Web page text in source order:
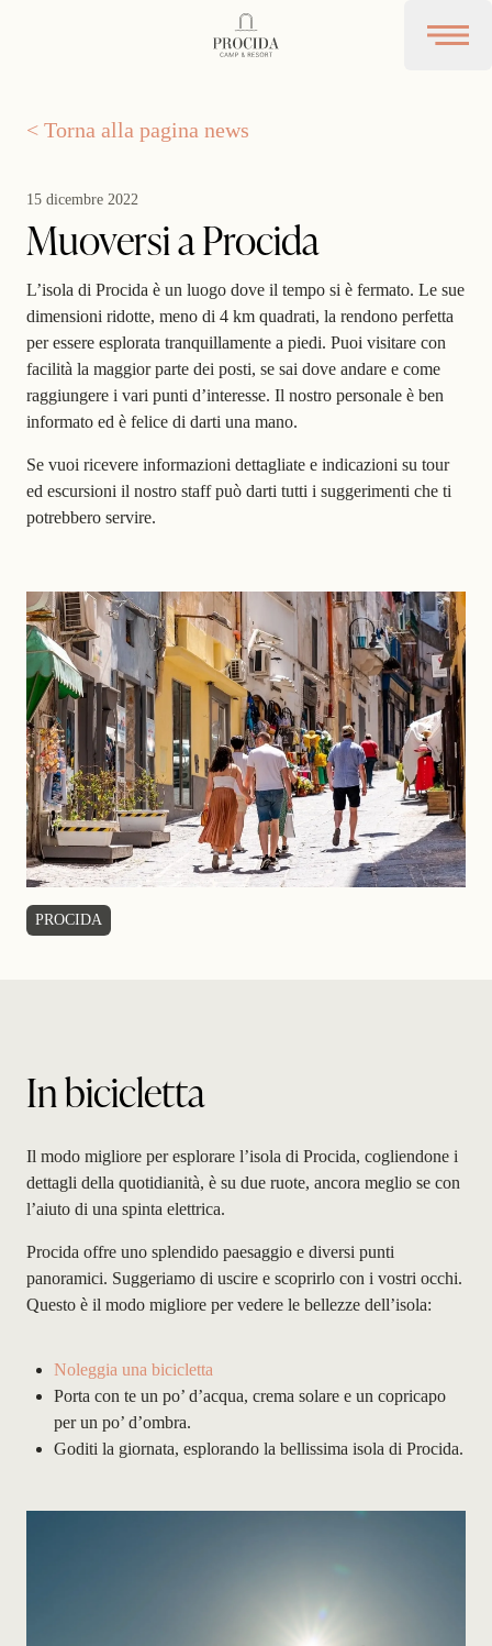
Open
< Torna alla pagina news
15 dicembre 2022
Muoversi a Procida
L’isola di Procida è un luogo dove il tempo si è fermato. Le sue
dimensioni ridotte, meno di 4 km quadrati, la rendono perfetta
per essere esplorata tranquillamente a piedi. Puoi visitare con
facilità la maggior parte dei posti, se sai dove andare e come
raggiungere i vari punti d’interesse. Il nostro personale è ben
informato ed è felice di darti una mano.
Se vuoi ricevere informazioni dettagliate e indicazioni su tour
ed escursioni il nostro staff può darti tutti i suggerimenti che ti
potrebbero servire.
PROCIDA
In bicicletta
Il modo migliore per esplorare l’isola di Procida, cogliendone i
dettagli della quotidianità, è su due ruote, ancora meglio se con
l’aiuto di una spinta elettrica.
Procida offre uno splendido paesaggio e diversi punti
panoramici. Suggeriamo di uscire e scoprirlo con i vostri occhi.
Questo è il modo migliore per vedere le bellezze dell’isola:
Noleggia una bicicletta
Porta con te un po’ d’acqua, crema solare e un copricapo
per un po’ d’ombra.
Goditi la giornata, esplorando la bellissima isola di Procida.